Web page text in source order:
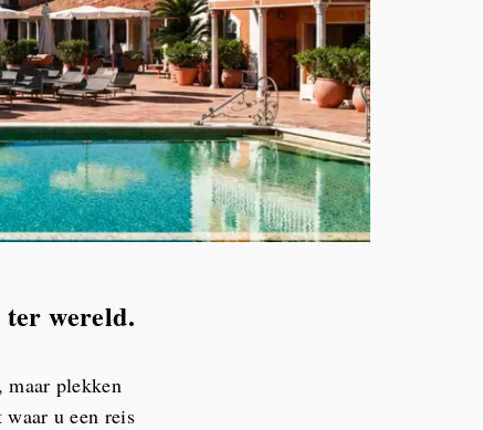
ter wereld.
maar plekken
u een reis